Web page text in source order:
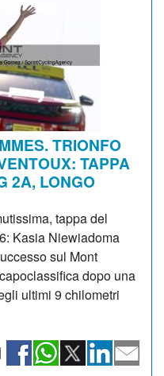
TRIONFO
TAPPA
2A, LONGO
tappa del
Kasia Niewiadoma
sul Mont
dopo una
ultimi 9 chilometri
|